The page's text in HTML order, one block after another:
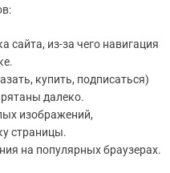
сайта, из-за чего навигация
купить, подписаться)
далеко.
изображений,
страницы.
на популярных браузерах.